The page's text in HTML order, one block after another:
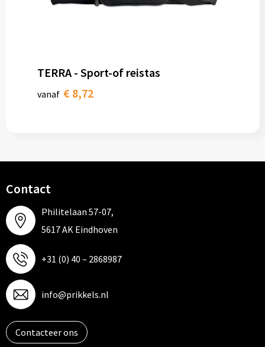
TERRA - Sport-of reistas
vanaf € 8,72
Contact
Philitelaan 57-07,
5617 AK Eindhoven
+31 (0) 40 – 2868987
info@prikkels.nl
Contacteer ons